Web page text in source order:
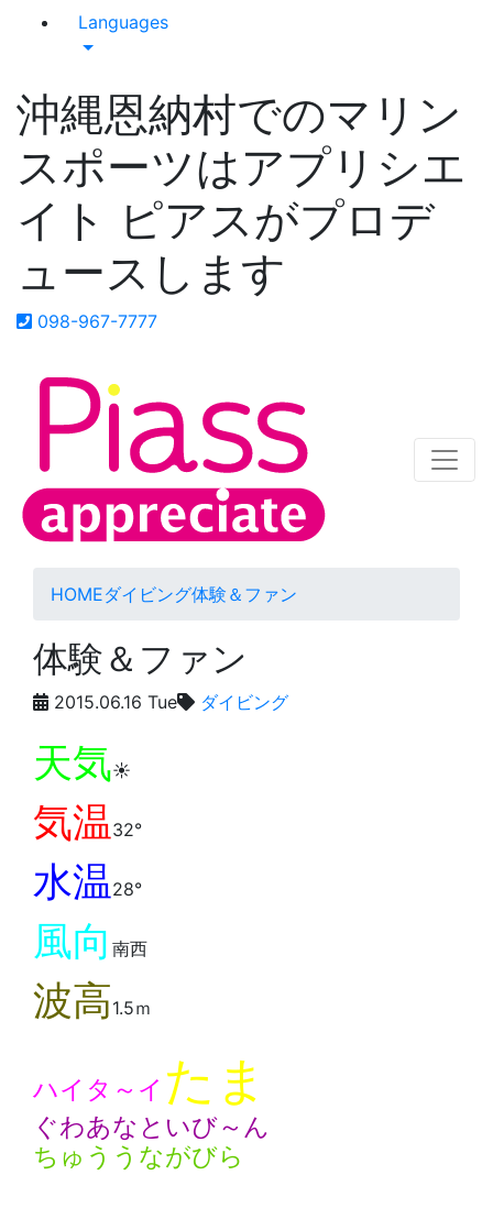
Languages
沖縄恩納村でのマリン
スポーツはアプリシエ
イト ピアスがプロデ
ュースします
098-967-7777
HOMEダイビング体験＆ファン
体験＆ファン
2015.06.16 Tue ダイビング
天気☀️
気温 32°
水温 28°
風向 南西
波高1.5ｍ
ハイタ～イ たま
ぐわあなといび～ん
ちゅううながびら